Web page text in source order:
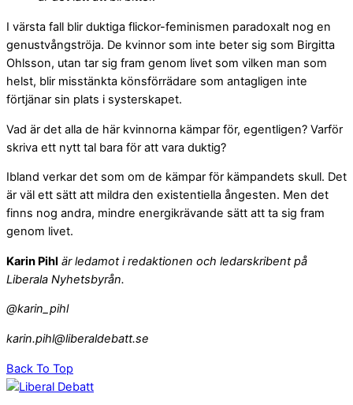
I värsta fall blir duktiga flickor-feminismen paradoxalt nog en
genustvångströja. De kvinnor som inte beter sig som Birgitta
Ohlsson, utan tar sig fram genom livet som vilken man som
helst, blir misstänkta könsförrädare som antagligen inte
förtjänar sin plats i systerskapet.
Vad är det alla de här kvinnorna kämpar för, egentligen? Varför
skriva ett nytt tal bara för att vara duktig?
Ibland verkar det som om de kämpar för kämpandets skull. Det
är väl ett sätt att mildra den existentiella ångesten. Men det
finns nog andra, mindre energikrävande sätt att ta sig fram
genom livet.
Karin Pihl är ledamot i redaktionen och ledarskribent på
Liberala Nyhetsbyrån.
@karin_pihl
karin.pihl@liberaldebatt.se
Back To Top